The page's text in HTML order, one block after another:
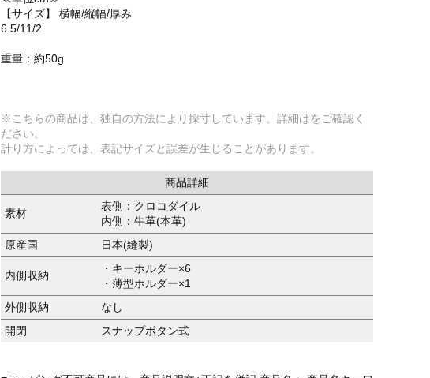
【サイズ】 横幅/縦幅/厚み
6.5/11/2
重量：約50g
※こちらの商品は、独自の方法により採寸しています。詳細はをご確認く
ださい。
計り方によっては、表記サイズと誤差が生じることがあります。
商品詳細
素材
表側：クロコダイル
内側：牛革(本革)
原産国
日本(縫製)
内側収納
・キーホルダー×6
・薄型ホルダー×1
外側収納
なし
開閉
スナップボタン式